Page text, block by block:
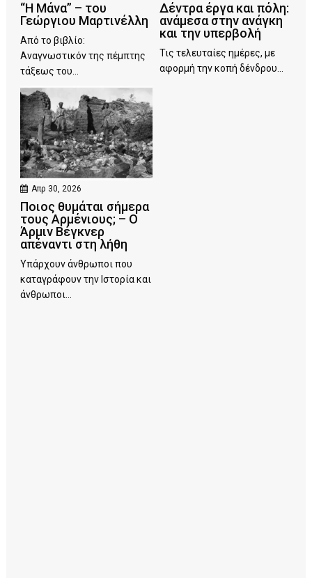
“Η Μάνα” – του
Γεώργιου Μαρτινέλλη
Από το βιβλίο:
Αναγνωστικόν της πέμπτης
τάξεως του...
Δέντρα έργα και πόλη:
ανάμεσα στην ανάγκη
και την υπερβολή
Τις τελευταίες ημέρες, με
αφορμή την κοπή δένδρου...
Απρ 30, 2026
Ποιος θυμάται σήμερα
τους Αρμένιους; – Ο
Άρμιν Βέγκνερ
απέναντι στη λήθη
Υπάρχουν άνθρωποι που
καταγράφουν την Ιστορία και
άνθρωποι...